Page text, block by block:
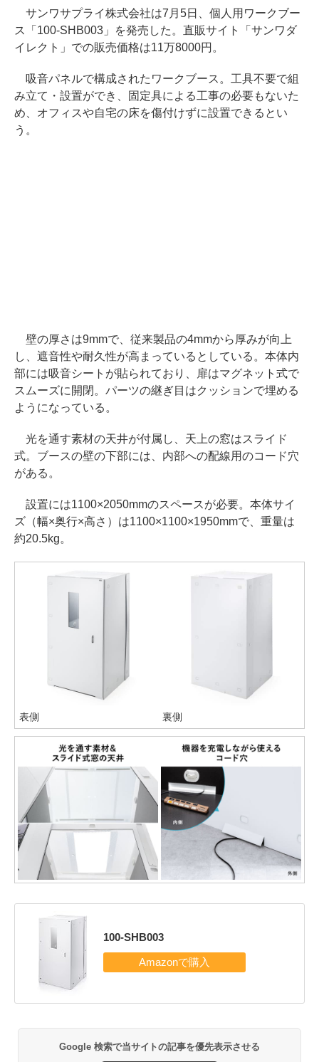
サンワサプライ株式会社は7月5日、個人用ワークブー
ス「100-SHB003」を発売した。直販サイト「サンワダ
イレクト」での販売価格は11万8000円。
吸音パネルで構成されたワークブース。工具不要で組
み立て・設置ができ、固定具による工事の必要もないた
め、オフィスや自宅の床を傷付けずに設置できるとい
う。
壁の厚さは9mmで、従来製品の4mmから厚みが向上
し、遮音性や耐久性が高まっているとしている。本体内
部には吸音シートが貼られており、扉はマグネット式で
スムーズに開閉。パーツの継ぎ目はクッションで埋める
ようになっている。
光を通す素材の天井が付属し、天上の窓はスライド
式。ブースの壁の下部には、内部への配線用のコード穴
がある。
設置には1100×2050mmのスペースが必要。本体サイ
ズ（幅×奥行×高さ）は1100×1100×1950mmで、重量は
約20.5kg。
表側 裏側
100-SHB003
Google 検索で当サイトの記事を優先表示させる